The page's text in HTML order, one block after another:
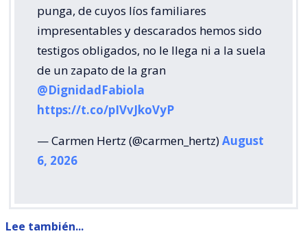
punga, de cuyos líos familiares
impresentables y descarados hemos sido
testigos obligados, no le llega ni a la suela
de un zapato de la gran
@DignidadFabiola
https://t.co/pIVvJkoVyP
— Carmen Hertz (@carmen_hertz)August
6, 2026
Lee también...